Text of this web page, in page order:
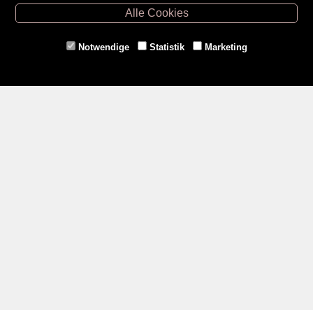
Hollabrunn -02952/30057
Eggenburg -02984/3836
Gmünd -
Alle Cookies
Notwendige Statistik Marketing